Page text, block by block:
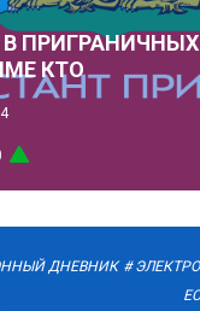
КТО
ДНЕВНИК #